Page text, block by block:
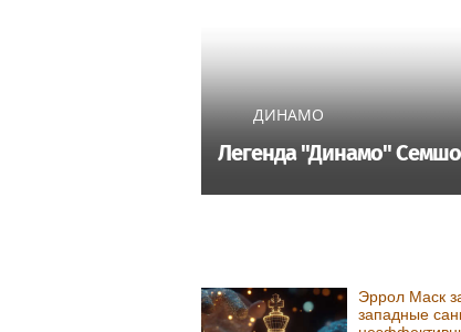
ДИНАМО
Легенда "Динамо"
Эррол Маск
западные